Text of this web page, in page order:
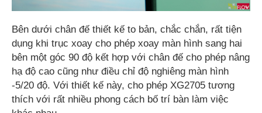
Bên dưới chân đế thiết kế to bản, chắc chắn, rất tiện
dụng khi trục xoay cho phép xoay màn hình sang hai
bên một góc 90 độ kết hợp với chân đế cho phép nâng
hạ độ cao cũng như điều chỉ độ nghiêng màn hình
-5/20 độ. Với thiết kế này, cho phép XG2705 tương
thích với rất nhiều phong cách bố trí bàn làm việc